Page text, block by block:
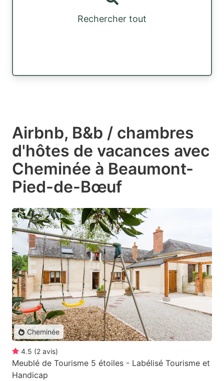
Rechercher tout
Airbnb, B&b / chambres
d'hôtes de vacances avec
Cheminée à Beaumont-
Pied-de-Bœuf
Cheminée
4.5 (2 avis)
Meublé de Tourisme 5 étoiles - Labélisé Tourisme et
Handicap